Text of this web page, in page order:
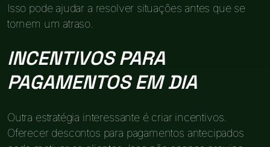
Isso pode ajudar a resolver situações antes que se
tornem um atraso.
INCENTIVOS PARA
PAGAMENTOS EM DIA
Outra estratégia interessante é criar incentivos.
Oferecer descontos para pagamentos antecipados